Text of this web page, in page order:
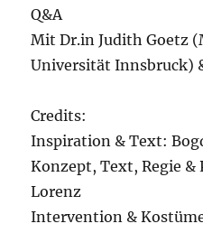
Q&A
Mit Dr.in Judith Goetz
Universität Innsbruck)
Credits:
Inspiration & Text:
Konzept, Text, Regie &
Lorenz
Intervention &